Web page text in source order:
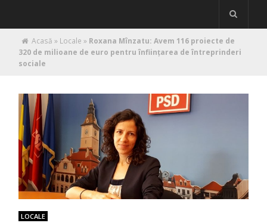
Acasă » Locale » Roxana Mînzatu: Avem 116 proiecte de
320 de milioane de euro pentru înfiinţarea de întreprinderi
sociale
LOCALE